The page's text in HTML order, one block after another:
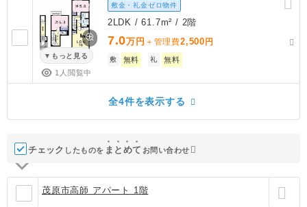
もっと見る
1人閲覧中
敷金・礼金ゼロ物件
2LDK / 61.7m² / 2階
7.0万円 ＋管理費2,500 円
敷 無料 礼 無料
全4件を表示する
チェック したものを ま と めて お問い合わせ
茂原市高師 アパート 1階